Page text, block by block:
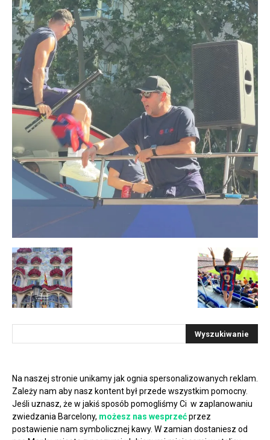
Na naszej stronie unikamy jak ognia spersonalizowanych reklam.
Zależy nam aby nasz kontent był przede wszystkim pomocny.
Jeśli uznasz, że w jakiś sposób pomogliśmy Ci w zaplanowaniu
zwiedzania Barcelony, możesz nas wesprzećprzez
postawienie nam symbolicznej kawy. W zamian dostaniesz od